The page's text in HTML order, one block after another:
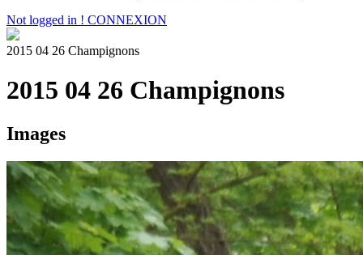
Not logged in ! CONNEXION
2015 04 26 Champignons
2015 04 26 Champignons
Images